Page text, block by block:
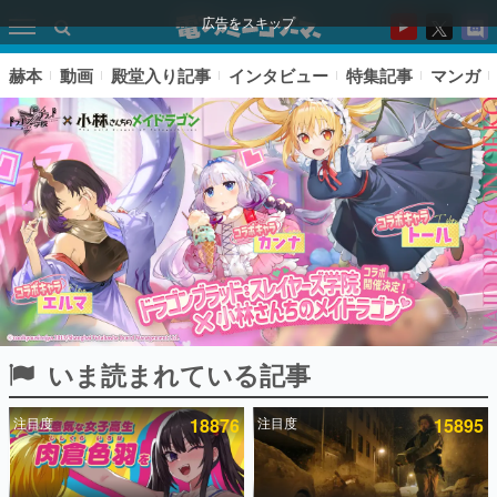
広告をスキップ
ピックアップ
電ファミのいま読まれている記事ランキング
アプリセール情報
赫本 動画 殿堂入り記事 インタビュー 特集記事 マンガ
いま読まれている記事
注目度 18876 注目度 15895